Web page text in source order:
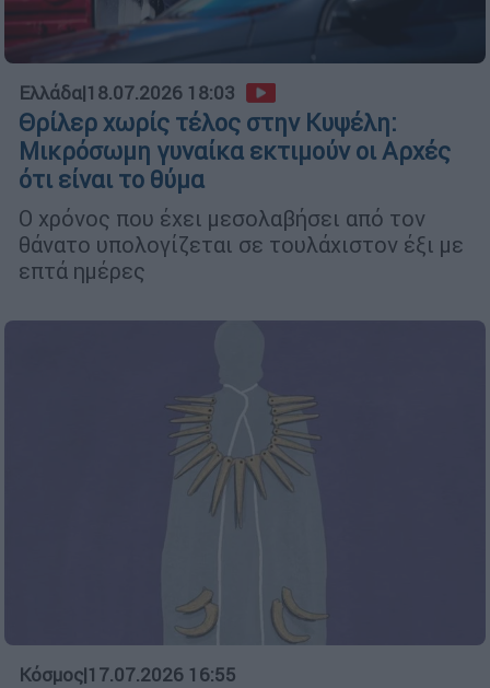
Ελλάδα|18.07.2026 18:03
Θρίλερ χωρίς τέλος στην Κυψέλη:
Μικρόσωμη γυναίκα εκτιμούν οι Αρχές
ότι είναι το θύμα
Ο χρόνος που έχει μεσολαβήσει από τον
θάνατο υπολογίζεται σε τουλάχιστον έξι με
επτά ημέρες
Κόσμος|17.07.2026 16:55